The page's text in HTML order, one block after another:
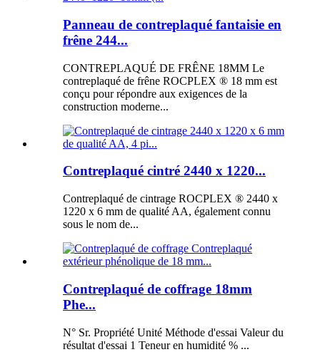
Panneau de contreplaqué fantaisie en
frêne 244...
CONTREPLAQUÉ DE FRÊNE 18MM Le
contreplaqué de frêne ROCPLEX ® 18 mm est
conçu pour répondre aux exigences de la
construction moderne...
Contreplaqué cintré 2440 x 1220...
Contreplaqué de cintrage ROCPLEX ® 2440 x
1220 x 6 mm de qualité AA, également connu
sous le nom de...
Contreplaqué de coffrage 18mm
Phe...
N° Sr. Propriété Unité Méthode d'essai Valeur du
résultat d'essai 1 Teneur en humidité % ...